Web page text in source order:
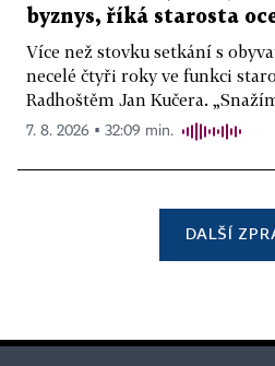
byznys, říká starosta
Více než stovku setkání s
necelé čtyři roky ve funkci
Radhoštěm Jan Kučera.
7. 8. 2026 ▪ 32:09 min.
DALŠÍ